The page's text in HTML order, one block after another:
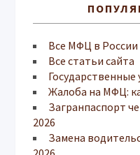
Все МФЦ в России
Все статьи сайта
Государственные
Жалоба на МФЦ:
Загранпаспорт
2026
Замена